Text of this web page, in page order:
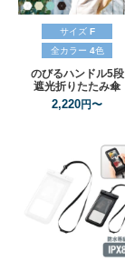
サイズ F
全カラー 4色
のびるハンドル5段
遮光折りたたみ傘
2,220円〜